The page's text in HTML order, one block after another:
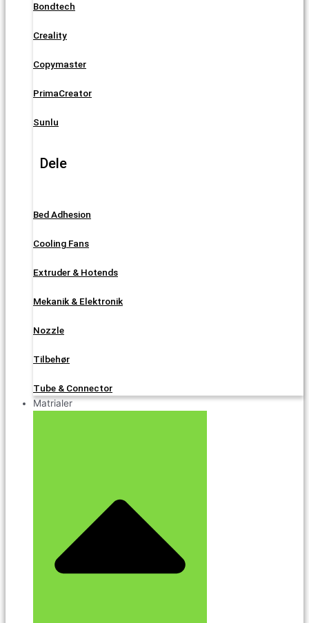
Bondtech
Creality
Copymaster
PrimaCreator
Sunlu
Dele
Bed Adhesion
Cooling Fans
Extruder & Hotends
Mekanik & Elektronik
Nozzle
Tilbehør
Tube & Connector
Matrialer